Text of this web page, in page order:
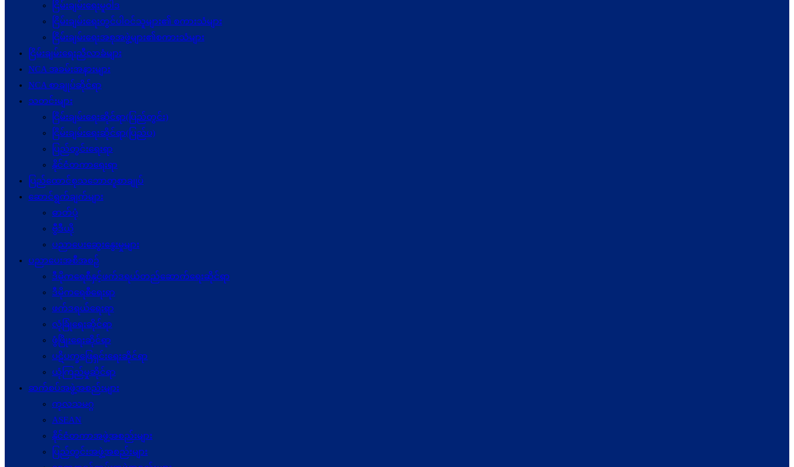
ငြိမ်းချမ်းရေးမူဝါဒ
ငြိမ်းချမ်းရေးတွင်ပါဝင်သူများ၏ စကားသံများ
ငြိမ်းချမ်းရေးအစုအဖွဲ့များ၏စကားသံများ
ငြိမ်းချမ်းရေးညီလာခံများ
NCA အခမ်းအနားများ
NCA စာချုပ်ဆိုင်ရာ
သတင်းများ
ငြိမ်းချမ်းရေးဆိုင်ရာ(ပြည်တွင်း)
ငြိမ်းချမ်းရေးဆိုင်ရာ(ပြည်ပ)
ပြည်တွင်းရေးရာ
နိုင်ငံတကာရေးရာ
ပြည်ထောင်စုသဘောတူစာချုပ်
ဆောင်ရွက်ချက်များ
ဓာတ်ပုံ
ဗွီဒီယို
ပညာပေးဆွေးနွေးမှုများ
ပညာပေးအစီအစဉ်
ဒီမိုကရေစီနှင့်ဖက်ဒရယ်တည်ဆောက်ရေးဆိုင်ရာ
ဒီမိုကရေစီရေးရာ
ဖက်ဒရယ်ရေးရာ
လုံခြုံရေးဆိုင်ရာ
ဖွံဖြိုးရေးဆိုင်ရာ
ပဋိပက္ခ‌ဖြေရှင်းရေးဆိုင်ရာ
ယုံကြည်မှုဆိုင်ရာ
ဆက်စပ်အဖွဲ့အစည်းများ
ကုလသမဂ္ဂ
ASEAN
နိုင်ငံတကာအဖွဲ့အစည်းများ
ပြည်တွင်းအဖွဲ့အစည်းများ